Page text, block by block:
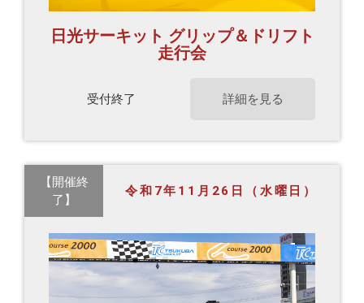
日光サーキット グリップ＆ドリフト
走行会
受付終了 詳細を見る
【開催終
了】
令和7年11月26日（水曜日）